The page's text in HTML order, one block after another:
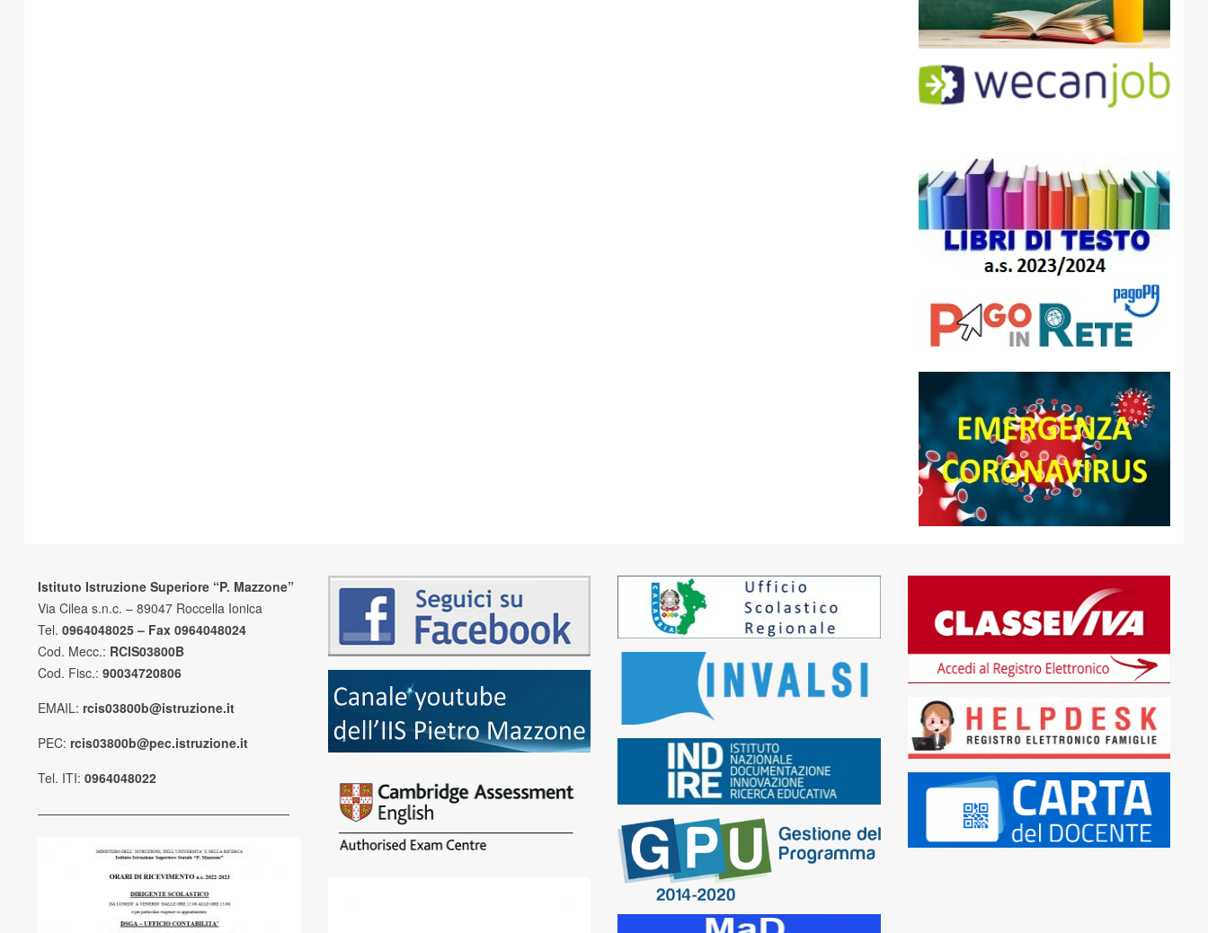
Istituto Istruzione Superiore “P. Mazzone”
Via Cilea s.n.c. – 89047 Roccella Ionica
Tel. 0964048025 – Fax 0964048024
Cod. Mecc.: RCIS03800B
Cod. Fisc.: 90034720806
EMAIL: rcis03800b@istruzione.it
PEC: rcis03800b@pec.istruzione.it
Tel. ITI: 0964048022
————————————————————